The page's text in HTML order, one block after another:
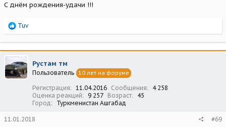
С днём рождения-удачи !!!
Р
а
к
ц
и
и
Tuv
Рустам тм
Пользователь 10 лет на форуме
Регистрация 11.04.2016 Сообщения
4 258
Оценка реакций
9 257 Возраст
45
Город
Туркменистан Ашгабад
11.01.2018 #69